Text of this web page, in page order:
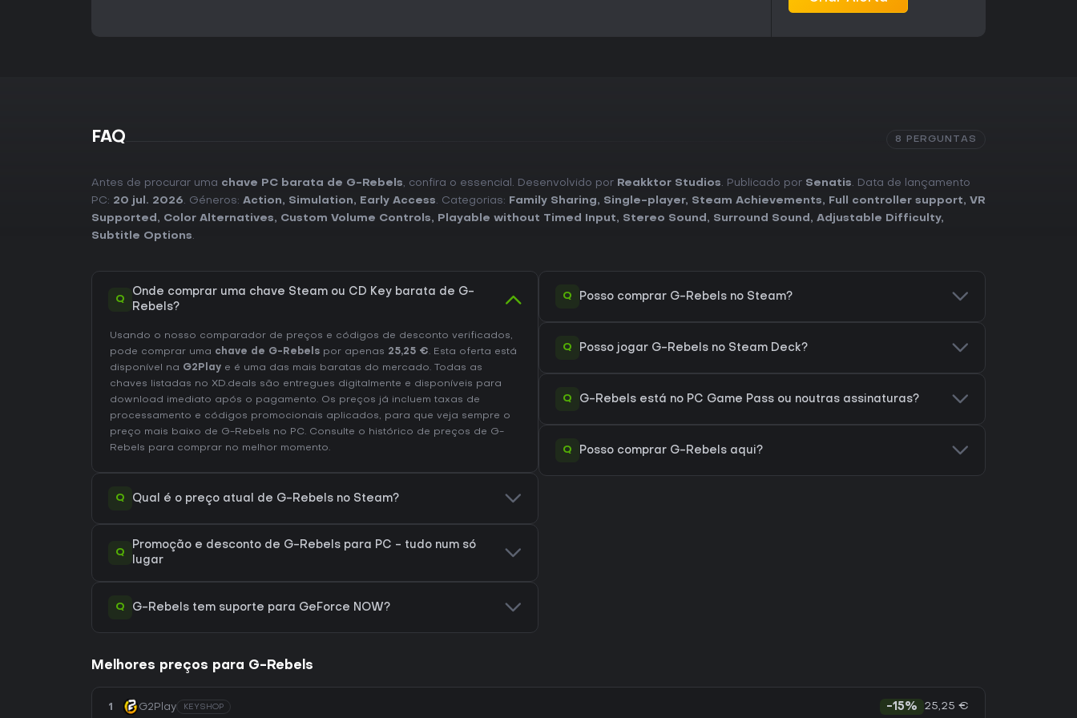
FAQ 8 PERGUNTAS
Antes de procurar uma chave PC barata de G-Rebels, confira o essencial. Desenvolvido por Reakktor Studios. Publicado por Senatis. Data de lançamento
PC: 20 jul. 2026. Géneros: Action, Simulation, Early Access. Categorias: Family Sharing, Single-player, Steam Achievements, Full controller support, VR
Supported , Color Alternatives, Custom Volume Controls, Playable without Timed Input, Stereo Sound , Surround Sound , Adjustable Difficulty,
Subtitle Options.
Q
Onde comprar uma chave Steam ou CD Key barata de G-
Rebels?
Usando o nosso comparador de preços e códigos de desconto verificados,
pode comprar uma chave de G-Rebels por apenas 25,25 €. Esta oferta está
disponível na G2Play e é uma das mais baratas do mercado. Todas as
chaves listadas no XD.deals são entregues digitalmente e disponíveis para
download imediato após o pagamento. Os preços já incluem taxas de
processamento e códigos promocionais aplicados, para que veja sempre o
preço mais baixo de G-Rebels no PC. Consulte o histórico de preços de G-
Rebels para comprar no melhor momento.
Q Qual é o preço atual de G-Rebels no Steam?
Q
Promoção e desconto de G-Rebels para PC - tudo num só
lugar
Q G-Rebels tem suporte para GeForce NOW?
Q Posso comprar G-Rebels no Steam?
Q Posso jogar G-Rebels no Steam Deck?
Q G-Rebels está no PC Game Pass ou noutras assinaturas?
Q Posso comprar G-Rebels aqui?
Melhores preços para G-Rebels
1 G2Play KEYSHOP -15% 25,25 €